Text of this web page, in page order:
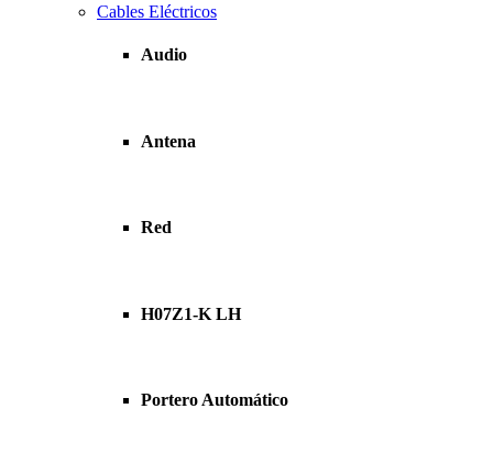
Cables Eléctricos
Audio
Antena
Red
H07Z1-K LH
Portero Automático